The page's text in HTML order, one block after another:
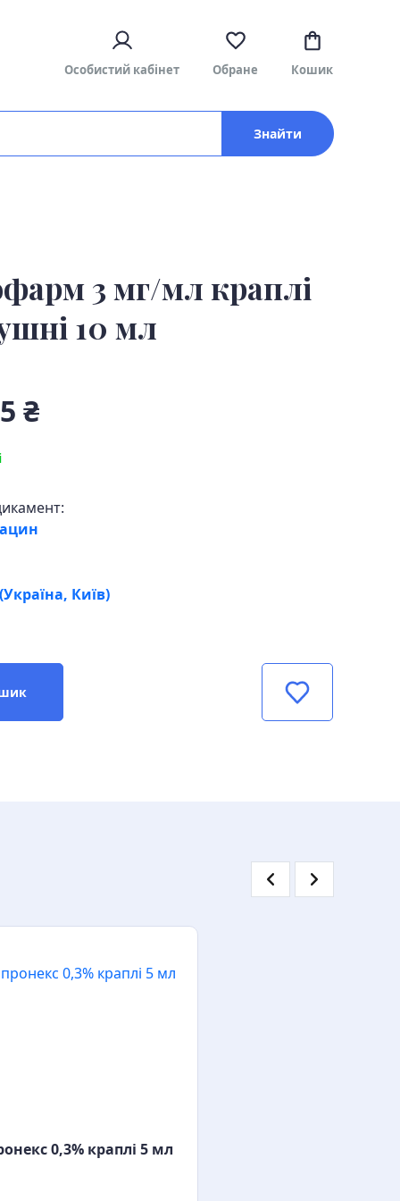
Особистий кабінет Обране Кошик
Знайти
3 мг/мл краплі
10 мл
₴
Київ)
0,3% краплі 5 мл